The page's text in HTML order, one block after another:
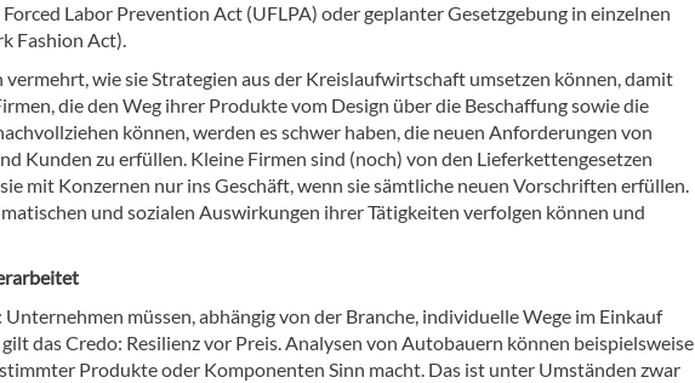
Labor Prevention Act (UFLPA) oder geplanter Gesetzgebung in einzelnen
Fashion Act).
wie sie Strategien aus der Kreislaufwirtschaft umsetzen können, damit
die den Weg ihrer Produkte vom Design über die Beschaffung sowie die
können, werden es schwer haben, die neuen Anforderungen von
Kunden zu erfüllen. Kleine Firmen sind (noch) von den Lieferkettengesetzen
mit Konzernen nur ins Geschäft, wenn sie sämtliche neuen Vorschriften erfüllen.
und sozialen Auswirkungen ihrer Tätigkeiten verfolgen können und
müssen, abhängig von der Branche, individuelle Wege im Einkauf
das Credo: Resilienz vor Preis. Analysen von Autobauern können beispielsweise
Produkte oder Komponenten Sinn macht. Das ist unter Umständen zwar